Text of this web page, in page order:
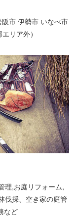
市 伊勢市 いなべ市
リア外）
理,お庭リフォーム,
伐採、空き家の庭管
など